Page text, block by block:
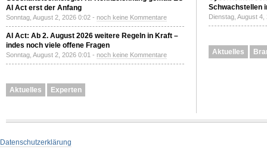
AI Act erst der Anfang
Sonntag, August 2, 2026 0:02 - noch keine Kommentare
AI Act: Ab 2. August 2026 weitere Regeln in Kraft –
indes noch viele offene Fragen
Sonntag, August 2, 2026 0:01 - noch keine Kommentare
Aktuelles Experten
Schwachstellen
Dienstag, August
Aktuelles
Datenschutzerklärung